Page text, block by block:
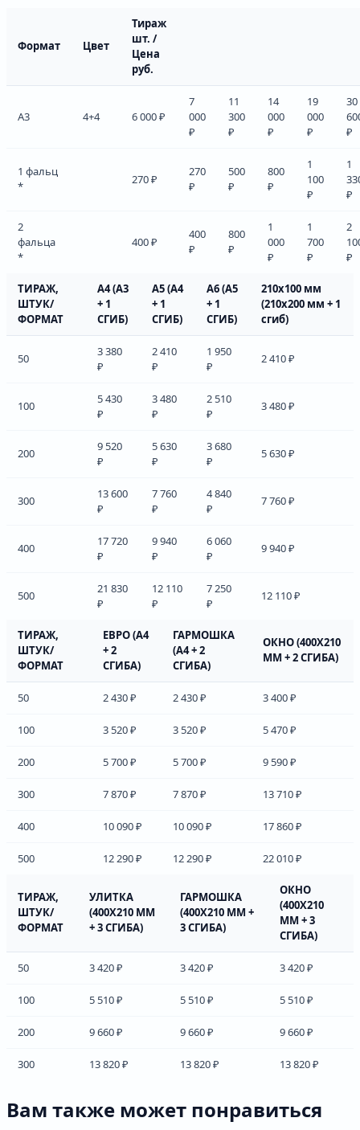
Формат Цвет
Тираж
шт. /
Цена
руб.
А3 4+4 6 000 ₽
7
000
₽
11
300
₽
14
000
₽
19
000
₽
30
₽
1 фальц
*
270 ₽
270
₽
500
₽
800
₽
1
100
₽
1
₽
2
фальца
*
400 ₽
400
₽
800
₽
1
000
₽
1
700
₽
2
₽
ТИРАЖ,
ШТУК/
ФОРМАТ
А4 (А3
+ 1
СГИБ)
А5 (А4
+ 1
СГИБ)
А6 (А5
+ 1
СГИБ)
210х100 мм
(210х200 мм + 1
сгиб)
50
3 380
₽
2 410
₽
1 950
₽
2 410 ₽
100
5 430
₽
3 480
₽
2 510
₽
3 480 ₽
200
9 520
₽
5 630
₽
3 680
₽
5 630 ₽
300
13 600
₽
7 760
₽
4 840
₽
7 760 ₽
400
17 720
₽
9 940
₽
6 060
₽
9 940 ₽
500
21 830
₽
12 110
₽
7 250
₽
12 110 ₽
ТИРАЖ,
ШТУК/
ФОРМАТ
ЕВРО (А4
+ 2
СГИБА)
ГАРМОШКА
(А4 + 2
СГИБА)
ОКНО (400Х210
ММ + 2 СГИБА)
50 2 430 ₽ 2 430 ₽ 3 400 ₽
100 3 520 ₽ 3 520 ₽ 5 470 ₽
200 5 700 ₽ 5 700 ₽ 9 590 ₽
300 7 870 ₽ 7 870 ₽ 13 710 ₽
400 10 090 ₽ 10 090 ₽ 17 860 ₽
500 12 290 ₽ 12 290 ₽ 22 010 ₽
ТИРАЖ,
ШТУК/
ФОРМАТ
УЛИТКА
(400Х210 ММ
+ 3 СГИБА)
ГАРМОШКА
(400Х210 ММ +
3 СГИБА)
ОКНО
(400Х210
ММ + 3
СГИБА)
50 3 420 ₽ 3 420 ₽ 3 420 ₽
100 5 510 ₽ 5 510 ₽ 5 510 ₽
200 9 660 ₽ 9 660 ₽ 9 660 ₽
300 13 820 ₽ 13 820 ₽ 13 820 ₽
Вам также может понравиться